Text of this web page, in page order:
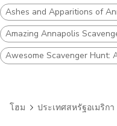
Ashes and Apparitions of
Amazing Annapolis
Awesome Scavenger Hunt:
โฮม ประเทศสหรัฐอเมริกา